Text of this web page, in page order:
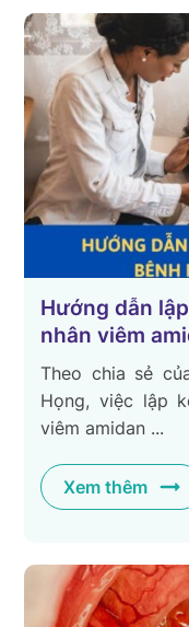
Hướng dẫn
nhân viêm
Theo chia sẻ
Họng, việc lập
viêm amidan ...
Xem thêm